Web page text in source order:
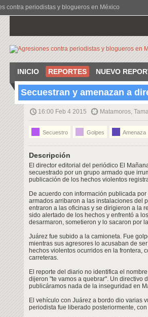
contra periodistas y blogueros en México
INICIO REPORTES NUEVO
Secuestran y amenazan a
16:00 Feb 4 2015 Matamoros,
Secuestro Golpes Amenaza
Descripción
El director editorial del periódico El
secuestrado por un grupo armado que
publicación de los hechos violentos
De acuerdo con información publicada
armados arribaron a las instalaciones del
entraron a las oficinas y se dirigieron a la
sido alertado de los hechos y enfrentó a
desarmaron, sometieron y lo sacaron por
Juárez fue subido a la camioneta. Fue
mientras sus agresores lo acusaban de
hechos violentos ocurridos en la frontera,
carreteras.
El reporte del diario no identifica el
dijeron "te vamos a quebrar". Un directivo
publicáramos nada de la inseguridad en
El vehículo con Juárez a bordo dio varias
periodista fue liberado posteriormente,